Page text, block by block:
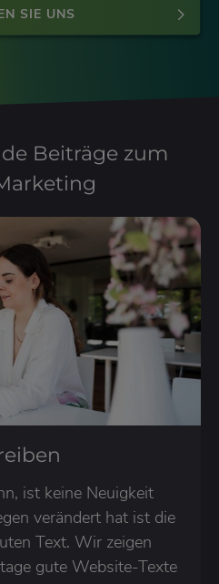
SIE UNS
Beiträge zum
ist keine Neuigkeit
verändert hat ist die
Text. Wir zeigen
gute Website-Texte